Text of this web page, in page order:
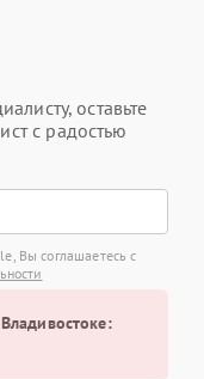
оставьте
с радостью
Вы соглашаетесь с